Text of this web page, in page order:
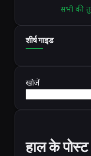
सभी की
शीर्ष गाइड
खोजें
हाल के पोस्ट